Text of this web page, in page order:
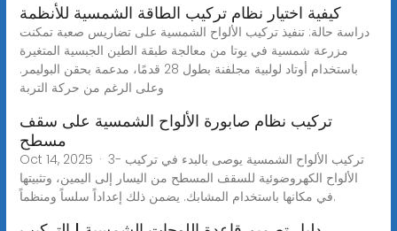
كيفية اختيار نظام تركيب الطاقة الشمسية للأنظمة
دراسة حالة: تنفيذ تركيب الألواح الشمسية على تضاريس صعبة تمكنت
مزرعة شمسية في يوتا من معالجة طبقة الطين الجبسية المتغيرة
باستخدام أوتاد لولبية مجلفنة بطول 28 قدمًا، مدعمة بحقن البوليمر.
وعلى الرغم من حركة التربة
تركيب نظام صابورة الألواح الشمسية على سقف
مسطح
Oct 14, 2025 · 3- تركيب الألواح الشمسية يوصى بالبدء في تركيب
الألواح الكهروضوئية للسقف المسطح من اليسار إلى اليمين، وتثبيتها
في مكانها باستخدام المشابك. يضمن ذلك إعداداً سلساً ومنظماً.